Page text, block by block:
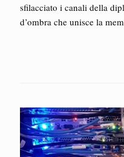
sfilacciato i canali della
d’ombra che unisce la